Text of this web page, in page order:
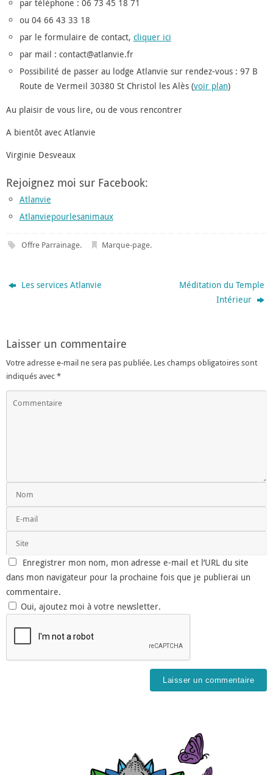
par téléphone : 06 73 45 18 71
ou 04 66 43 33 18
par le formulaire de contact, cliquer ici
par mail : contact@atlanvie.fr
Possibilité de passer au lodge Atlanvie sur rendez-vous : 97 B
Route de Vermeil 30380 St Christol les Alès (voir plan)
Au plaisir de vous lire, ou de vous rencontrer
A bientôt avec Atlanvie
Virginie Desveaux
Rejoignez moi sur Facebook:
Atlanvie
Atlanviepourlesanimaux
Offre Parrainage. Marque-page.
Les services Atlanvie
Méditation du Temple
Intérieur
Laisser un commentaire
Votre adresse e-mail ne sera pas publiée. Les champs obligatoires sont
indiqués avec*
Enregistrer mon nom, mon adresse e-mail et l’URL du site
dans mon navigateur pour la prochaine fois que je publierai un
commentaire.
Oui, ajoutez moi à votre newsletter.